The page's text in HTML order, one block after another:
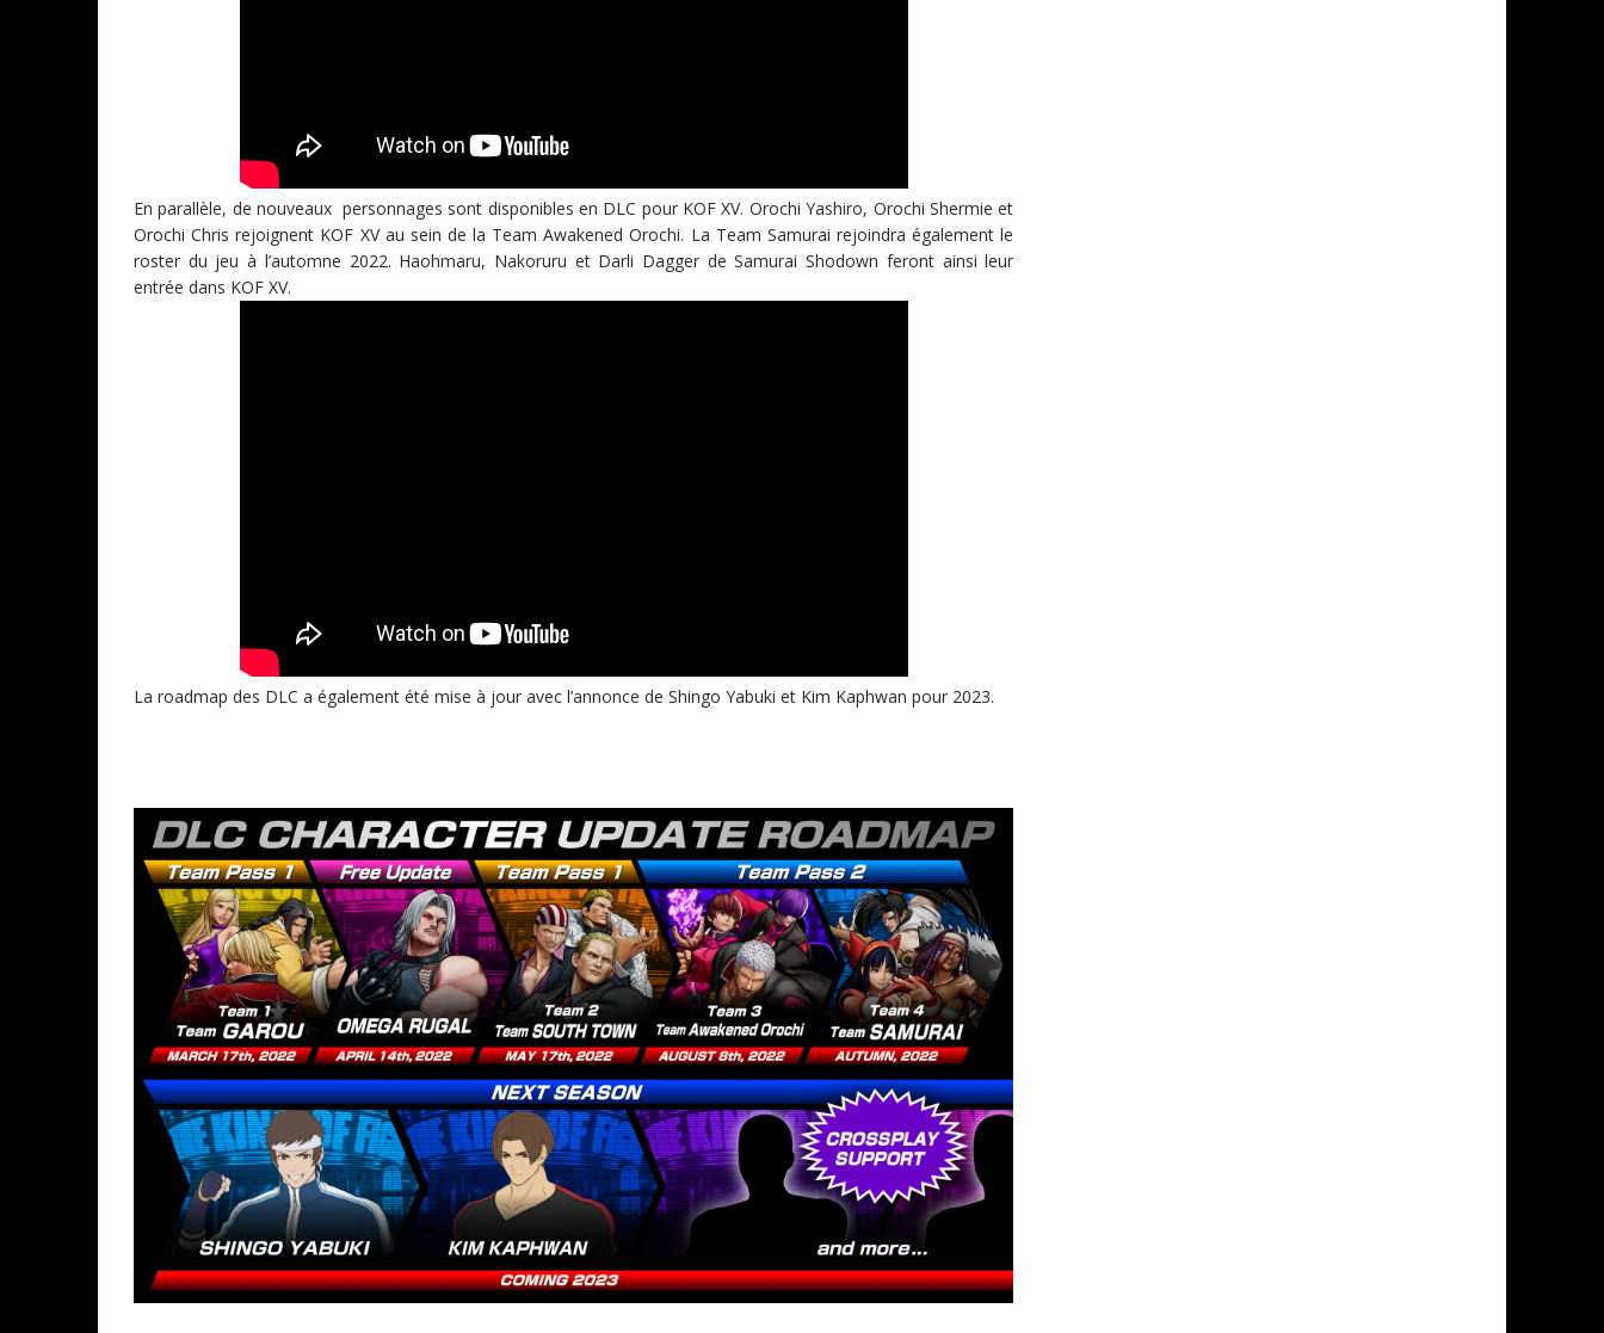
En parallèle, de nouveaux personnages sont disponibles en DLC pour KOF XV. Orochi Yashiro, Orochi Shermie et
Orochi Chris rejoignent KOF XV au sein de la Team Awakened Orochi. La Team Samurai rejoindra également le
roster du jeu à l’automne 2022. Haohmaru, Nakoruru et Darli Dagger de Samurai Shodown feront ainsi leur
entrée dans KOF XV.
La roadmap des DLC a également été mise à jour avec l’annonce de Shingo Yabuki et Kim Kaphwan pour 2023.